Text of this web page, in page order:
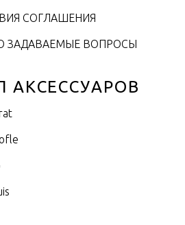
СОГЛАШЕНИЯ
ЗАДАВАЕМЫЕ ВОПРОСЫ
АКСЕССУАРОВ